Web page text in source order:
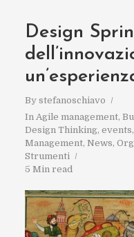
Design
By stefanoschiavo
In Agile management,
Design Thinking, events,
Management, News,
Strumenti
5 Min read